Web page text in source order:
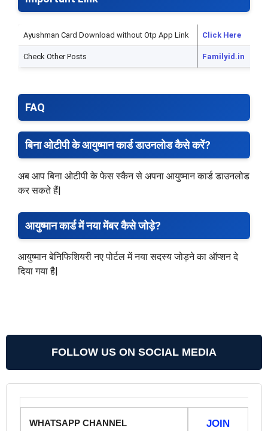
Ayushman Card Download without Otp App Link Click Here
Check Other Posts Familyid.in
FAQ
बिना ओटीपी के आयुष्मान कार्ड डाउनलोड कैसे करें?
अब आप बिना ओटीपी के फेस स्कैन से अपना आयुष्मान कार्ड डाउनलोड
कर सकते हैं|
आयुष्मान कार्ड में नया मेंबर कैसे जोड़े?
आयुष्मान बेनिफिशियरी नए पोर्टल में नया सदस्य जोड़ने का ऑप्शन दे
दिया गया है|
FOLLOW US ON SOCIAL MEDIA
WHATSAPP CHANNEL JOIN